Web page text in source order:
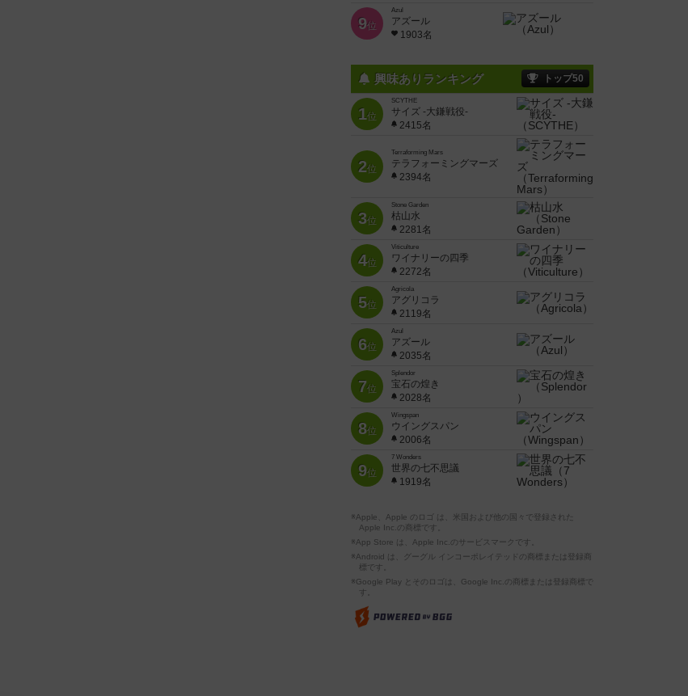
9位
Azul
アズール
1903名
興味ありランキング トップ50
1位
SCYTHE
サイズ -大鎌戦役-
2415名
2位
Terraforming Mars
テラフォーミングマーズ
2394名
3位
Stone Garden
枯山水
2281名
4位
Viticulture
ワイナリーの四季
2272名
5位
Agricola
アグリコラ
2119名
6位
Azul
アズール
2035名
7位
Splendor
宝石の煌き
2028名
8位
Wingspan
ウイングスパン
2006名
9位
7 Wonders
世界の七不思議
1919名
※Apple、Apple のロゴ は、米国および他の国々で登録された
Apple Inc.の商標です。
※App Store は、Apple Inc.のサービスマークです。
※Android は、グーグル インコーポレイテッドの商標または登録商
標です。
※Google Play とそのロゴは、Google Inc.の商標または登録商標で
す。